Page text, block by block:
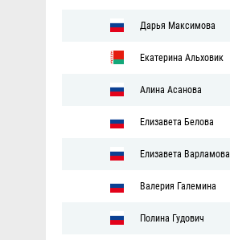
Дарья Максимова
Екатерина Альховик
Алина Асанова
Елизавета Белова
Елизавета Варламова
Валерия Галемина
Полина Гудович